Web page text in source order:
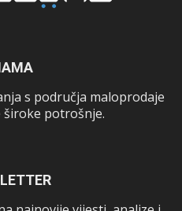
s područja maloprodaje
potrošnje.